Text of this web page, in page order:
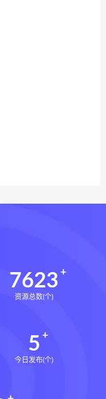
7623
资源总数(个)
5
今日发布(个)